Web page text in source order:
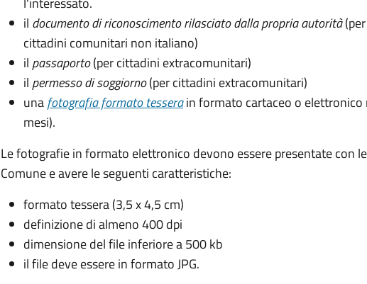
il documento di riconoscimento rilasciato dalla propria autorità(per
cittadini comunitari non italiano)
il passaporto(per cittadini extracomunitari)
il permesso di soggiorno(per cittadini extracomunitari)
unafotografia formato tesserain formato cartaceo o elettronico
mesi).
Le fotografie in formato elettronico devono essere presentate con
Comune e avere le seguenti caratteristiche:
formato tessera (3,5 x 4,5 cm)
definizione di almeno 400 dpi
dimensione del file inferiore a 500 kb
il file deve essere in formato JPG.